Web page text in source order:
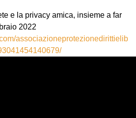
e la privacy amica, insieme a far
2022
associazioneprotezionedirittielib